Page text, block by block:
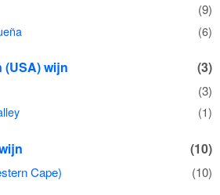
(9)
(6)
(USA) wijn (3)
(3)
(1)
(10)
Cape) (10)